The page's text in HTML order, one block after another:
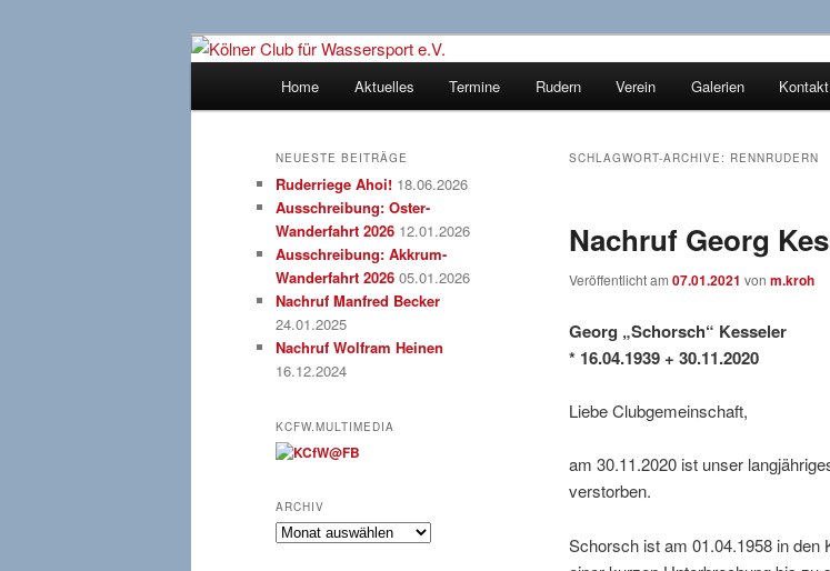
Kölner Club für Wassersport e.V.
gegründet 1907
Home Aktuelles Termine Rudern Verein Galerien Kontakt
SCHLAGWORT-ARCHIVE: RENNRUDERN
Nachruf Georg
Veröffentlicht am 07.01.2021 von m.kroh
Georg „Schorsch“ Kesseler
* 16.04.1939 + 30.11.2020
Liebe Clubgemeinschaft,
am 30.11.2020 ist unser
verstorben.
Schorsch ist am 01.04.1958 in den
NEUESTE BEITRÄGE
Ruderriege Ahoi! 18.06.2026
Ausschreibung: Oster-
Wanderfahrt 2026 12.01.2026
Ausschreibung: Akkrum-
Wanderfahrt 2026 05.01.2026
Nachruf Manfred Becker
24.01.2025
Nachruf Wolfram Heinen
16.12.2024
KCFW.MULTIMEDIA
ARCHIV
Archiv